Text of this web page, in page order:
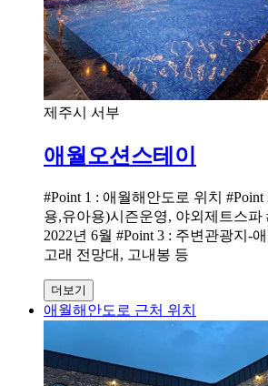
제주시 서부
애월오션스테이
#Point 1 : 애월해안도로 위치
용,유아용)시즌운영, 야외제트스파
2022년 6월 #Point 3 : 주변관광지-
고래 전망대, 고내봉 등
더보기
애월해안도로 근처 위치